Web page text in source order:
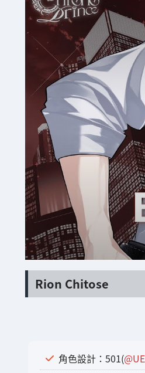
Rion Chitose
角色設計：501(